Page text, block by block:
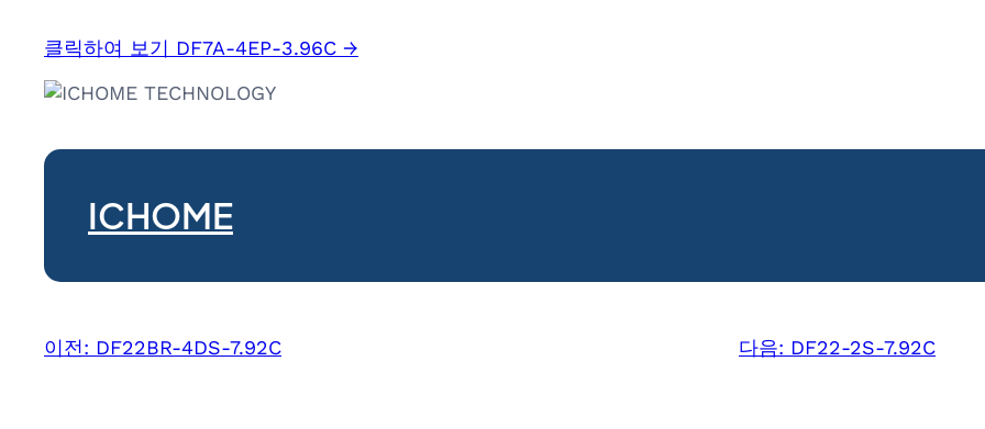
클릭하여 보기 DF7A-4EP-3.96C →
ICHOME
이전: DF22BR-4DS-7.92C 다음: DF22-2S-7.92C